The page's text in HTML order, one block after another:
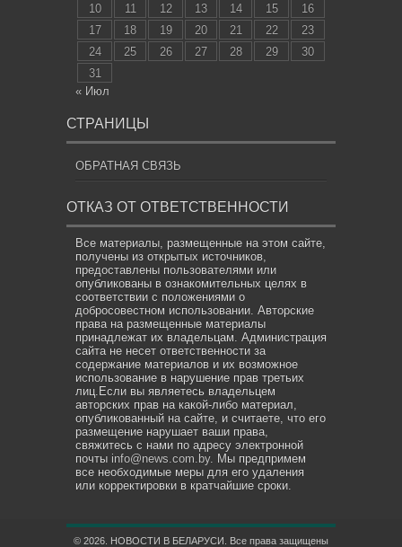
10
11 12 13 14 15
16
17
18 19 20 21 22
23
24
25 26 27 28 29
30
31
« Июл
СТРАНИЦЫ
ОБРАТНАЯ СВЯЗЬ
ОТКАЗ ОТ ОТВЕТСТВЕННОСТИ
Все материалы, размещенные на этом сайте,
получены из открытых источников,
предоставлены пользователями или
опубликованы в ознакомительных целях в
соответствии с положениями о
добросовестном использовании. Авторские
права на размещенные материалы
принадлежат их владельцам. Администрация
сайта не несет ответственности за
содержание материалов и их возможное
использование в нарушение прав третьих
лиц.Если вы являетесь владельцем
авторских прав на какой-либо материал,
опубликованный на сайте, и считаете, что его
размещение нарушает ваши права,
свяжитесь с нами по адресу электронной
почты info@news.com.by. Мы предпримем
все необходимые меры для его удаления
или корректировки в кратчайшие сроки.
© 2026. НОВОСТИ В БЕЛАРУСИ. Все права защищены